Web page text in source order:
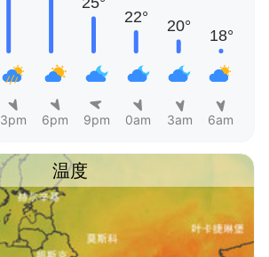
3pm 6pm 9pm 0am 3am 6am
温度